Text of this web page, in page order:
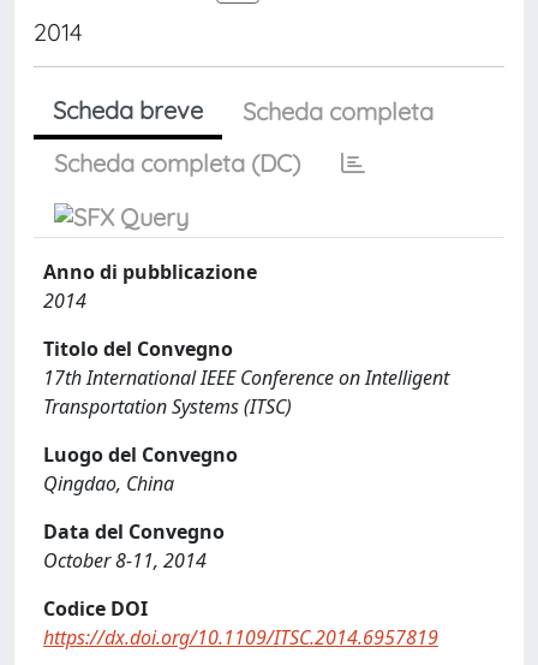
2014
Scheda breve
Scheda completa
Scheda completa (DC)
Anno di pubblicazione
2014
Titolo del Convegno
17th International IEEE Conference on Intelligent
Transportation Systems (ITSC)
Luogo del Convegno
Qingdao, China
Data del Convegno
October 8-11, 2014
Codice DOI
https://dx.doi.org/10.1109/ITSC.2014.6957819